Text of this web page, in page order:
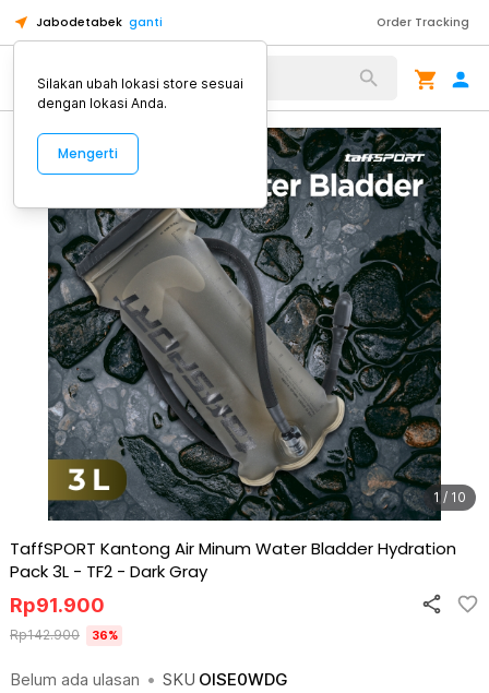
Jabodetabek ganti Order Tracking
Alat Kopi
1 / 10
TaffSPORT Kantong Air Minum Water Bladder Hydration
Pack 3L - TF2 - Dark Gray
Belum ada ulasan • SKU OISE0WDG
Rp91.900
Rp142.900 36%
Silakan ubah lokasi store sesuai
dengan lokasi Anda.
Mengerti